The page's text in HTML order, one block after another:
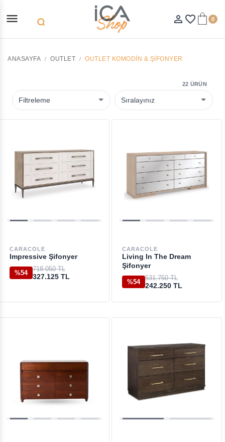
menu search person_outline favorite_border 0
ANASAYFA OUTLET OUTLET KOMODIN & ŞIFONYER
Filtreleme
22 ÜRÜN
CARACOLE
Impressive Şifonyer
%54
718.050 TL
327.125 TL
CARACOLE
Living In The Dream
Şifonyer
%54
531.750 TL
242.250 TL